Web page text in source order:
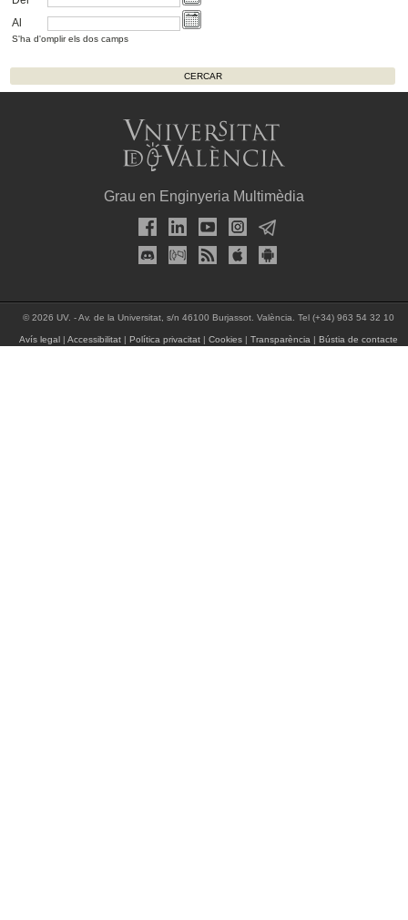
Al
S'ha d'omplir els dos camps
Grau en Enginyeria Multimèdia
© 2026 UV. - Av. de la Universitat, s/n 46100 Burjassot. València. Tel (+34) 963 54 32 10
Avís legal| Accessibilitat| Política privacitat| Cookies| Transparència | Bústia de contacte